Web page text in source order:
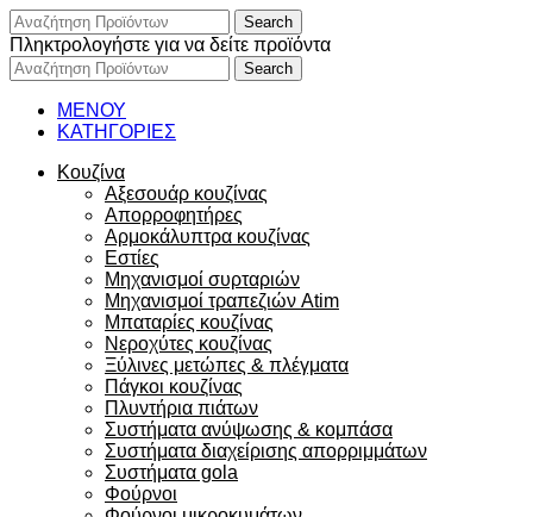
Search
Πληκτρολογήστε για να δείτε προϊόντα
Search
ΜΕΝΟΥ
ΚΑΤΗΓΟΡΙΕΣ
Κουζίνα
Αξεσουάρ κουζίνας
Απορροφητήρες
Αρμοκάλυπτρα κουζίνας
Εστίες
Μηχανισμοί συρταριών
Μηχανισμοί τραπεζιών Atim
Μπαταρίες κουζίνας
Νεροχύτες κουζίνας
Ξύλινες μετώπες & πλέγματα
Πάγκοι κουζίνας
Πλυντήρια πιάτων
Συστήματα ανύψωσης & κομπάσα
Συστήματα διαχείρισης απορριμμάτων
Συστήματα gola
Φούρνοι